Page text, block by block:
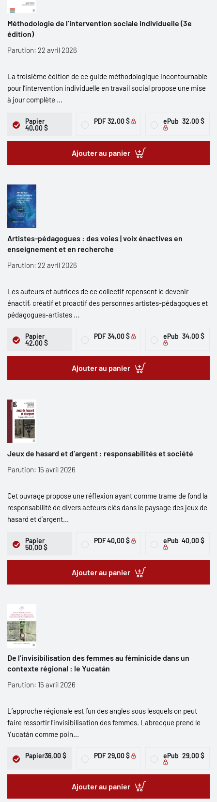
Méthodologie de l’intervention sociale individuelle (3e
édition)
Parution: 22 avril 2026
La troisième édition de ce guide méthodologique incontournable
pour l’intervention individuelle en travail social propose une mise
à jour complète ...
Papier
40,00 $
PDF32,00 $ ePub 32,00 $
Ajouter au panier
Artistes-pédagogues : des voies | voix énactives en
enseignement et en recherche
Parution: 22 avril 2026
Les auteurs et autrices de ce collectif repensent le devenir
énactif, créatif et proactif des personnes artistes-pédagogues et
pédagogues-artistes ...
Papier
42,00 $
PDF34,00 $ ePub 34,00 $
Ajouter au panier
Jeux de hasard et d’argent : responsabilités et société
Parution: 15 avril 2026
Cet ouvrage propose une réflexion ayant comme trame de fond la
responsabilité de divers acteurs clés dans le paysage des jeux de
hasard et d’argent...
Papier
50,00 $
PDF40,00 $ ePub 40,00 $
Ajouter au panier
De l’invisibilisation des femmes au féminicide dans un
contexte régional : le Yucatán
Parution: 15 avril 2026
L’approche régionale est l’un des angles sous lesquels on peut
faire ressortir l’invisibilisation des femmes. Labrecque prend le
Yucatán comme poin...
Papier36,00 $ PDF29,00 $ ePub 29,00 $
Ajouter au panier